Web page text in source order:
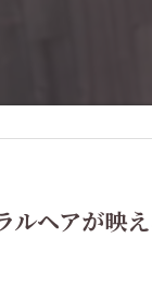
ルヘアが映